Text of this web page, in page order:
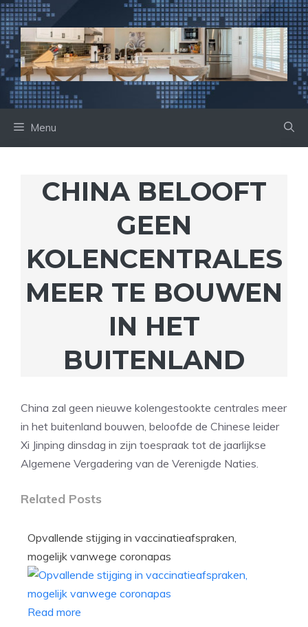
Ga
naar
de
inhoud
Menu
CHINA BELOOFT
GEEN
KOLENCENTRALES
MEER TE BOUWEN
IN HET
BUITENLAND
China zal geen nieuwe kolengestookte centrales meer
in het buitenland bouwen, beloofde de Chinese leider
Xi Jinping dinsdag in zijn toespraak tot de jaarlijkse
Algemene Vergadering van de Verenigde Naties.
Related Posts
Opvallende stijging in vaccinatieafspraken,
mogelijk vanwege coronapas
Read more